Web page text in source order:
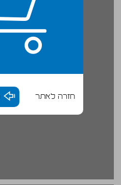
חזרה לאתר